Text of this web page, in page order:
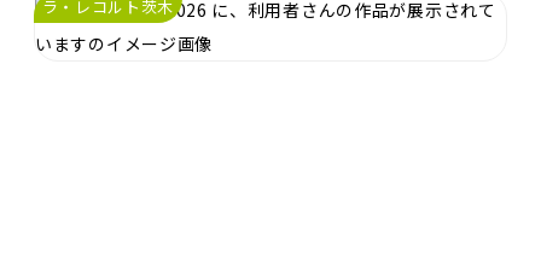
ラ・レコルト茨木